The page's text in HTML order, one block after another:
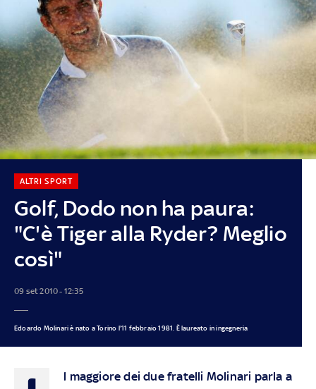
Golf, Dodo non ha paura:
"C'è Tiger alla Ryder? Meglio
così"
ALTRI SPORT
09 set 2010 - 12:35
Edoardo Molinari è nato a Torino l'11 febbraio 1981. È laureato in ingegneria
l maggiore dei due fratelli Molinari parla a